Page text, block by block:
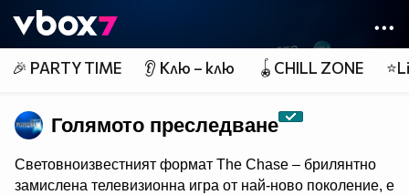
👾
🎉 PARTY TIME 👂 Клю – клю 🪀CHILL ZONE
Голямото преследване
Световноизвестният формат The Chase – брилянтно
замислена телевизионна игра от най-ново поколение, e